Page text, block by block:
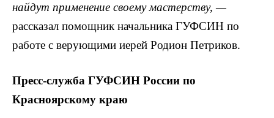
найдут применение своему мастерству, —
рассказал помощник начальника ГУФСИН по
работе с верующими иерей Родион Петриков.
Пресс-служба ГУФСИН России по
Красноярскому краю